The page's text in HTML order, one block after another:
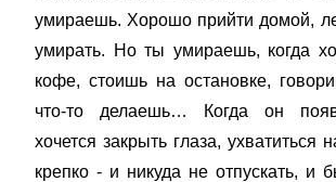
умираешь. Хорошо прийти домой,
умирать. Но ты умираешь, когда
кофе, стоишь на остановке,
что-то делаешь… Когда он
хочется закрыть глаза, ухватиться
крепко - и никуда не отпускать, и